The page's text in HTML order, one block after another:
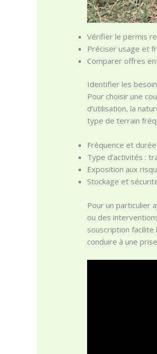
Vérifier le permis
Préciser usage et
Comparer offres
Identifier les
Pour choisir une
d’utilisation, la
type de terrain
Fréquence et
Type d’activités :
Exposition aux
Stockage et
Pour un particulier
ou des
souscription facilite
conduire à une